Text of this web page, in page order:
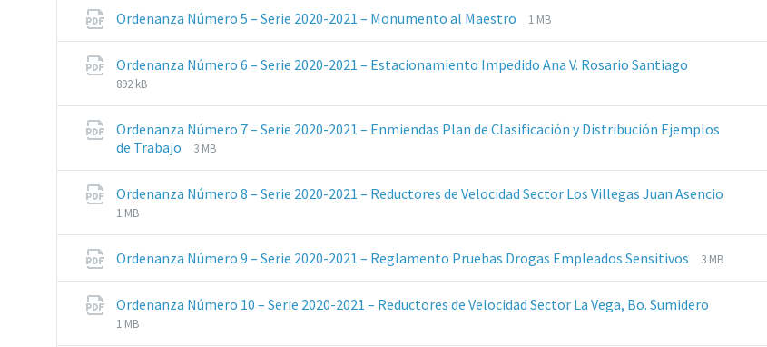
pdf
Ordenanza Número 5 – Serie 2020-2021 – Monumento al Maestro
Extensiones
pdf
Tamaño
1 MB
Ordenanza Número 6 – Serie 2020-2021 – Estacionamiento Impedido Ana V. Rosario Santiago
892 kB
Ordenanza Número 7 – Serie 2020-2021 – Enmiendas Plan de Clasificación y Distribución Ejemplos
de Trabajo
Extensiones
pdf
Tamaño
archive:
3 MB
Ordenanza Número 8 – Serie 2020-2021 – Reductores de Velocidad Sector Los Villegas Juan Asencio
Extensiones
pdf
Tamaño
1 MB
Ordenanza Número 9 – Serie 2020-2021 – Reglamento Pruebas Drogas Empleados Sensitivos
Extensiones
pdf
Tamaño
3 MB
Ordenanza Número 10 – Serie 2020-2021 – Reductores de Velocidad Sector La Vega, Bo. Sumidero
1 MB